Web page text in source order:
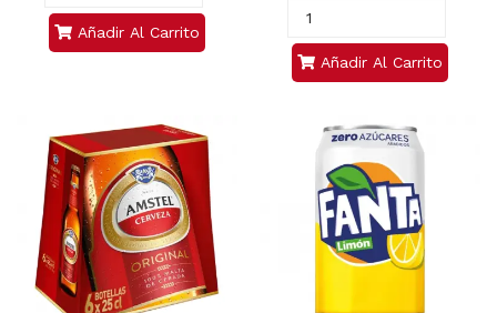
Añadir Al Carrito
Añadir Al Carrito